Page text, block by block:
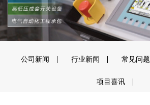
公司新闻 行业新闻 常见问题
项目喜讯